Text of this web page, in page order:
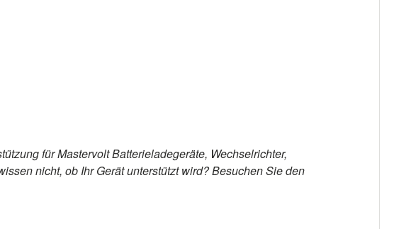
für Mastervolt Batterieladegeräte, Wechselrichter,
nicht, ob Ihr Gerät unterstützt wird? Besuchen Sie den